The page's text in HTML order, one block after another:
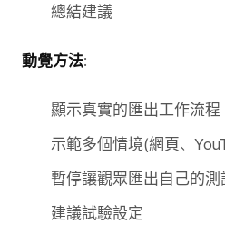
總結建議
動覺方法:
顯示真實的匯出工作流程
示範多個情境(網頁、
暫停讓觀眾匯出自己的測
建議試驗設定